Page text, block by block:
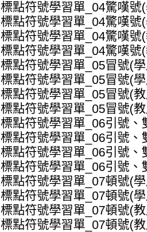
標點符號學習單_04驚嘆號
標點符號學習單_04驚嘆號
標點符號學習單_04驚嘆號
標點符號學習單_04驚嘆號
標點符號學習單_05冒號(
標點符號學習單_05冒號(
標點符號學習單_05冒號(
標點符號學習單_05冒號(
標點符號學習單_06引號、
標點符號學習單_06引號、
標點符號學習單_06引號、
標點符號學習單_06引號、
標點符號學習單_07頓號(
標點符號學習單_07頓號(
標點符號學習單_07頓號(
標點符號學習單_07頓號(